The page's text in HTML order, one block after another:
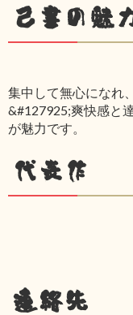
己書の魅
集中して無心になれ
&#127925;爽快感と
が魅力です。
代表作
連絡先